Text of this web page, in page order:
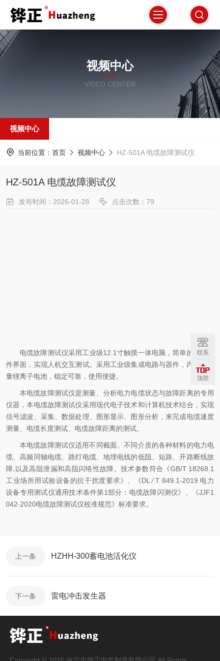
视频中心
VIDEO CENTER
视频中心
当前位置： 首页 视频中心 HZ-501A 电缆故障测试仪
HZ-501A 电缆故障测试仪
发布时间：2026-01-28 点击次数：79
电缆故障测试仪采用工业级12.1寸触摸一体电脑，简单的操作软
件界面，实现人机交互测试。采用工业级集成电路与器件，内置大容
量锂离子电池，稳定可靠，使用便捷。
本电缆故障测试仪是测量、分析电力电缆状态与故障距离的专用
仪器，本电缆故障测试仪采用现代电子技术和计算机技术结合，实现
信号滤波、采集、数据处理、图形显示、图形分析，来完成电缆速度
测量、电缆长度测试、电缆故障距离的测试。
本电缆故障测试仪适用不同截面、不同介质的各种材料的电力电
缆、高频同轴电缆、路灯电缆、地埋电线的低阻、短路、开路断线故
障,以及高阻泄漏和高阻闪络性故障。技术参数符合《GB/T 18268.1
工业场所用试验设备的抗干扰度要求》、《DL ∕ T 849.1-2019 电力
设备专用测试仪通用技术条件第1部分：电缆故障闪测仪》、《JJF1
042-2020电缆故障测试仪校准规范》标准要求。
上一条 HZHH-300蓄电池活化仪
下一条 雷电冲击发生器
联系
顶部